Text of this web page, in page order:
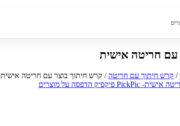
עם חריטה אישית
/ קרש חיתוך עם חריטה/ קרש חיתוך בוצר עם חריטה אישית